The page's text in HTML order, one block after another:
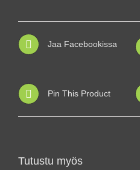
Jaa Facebookissa
Pin This Product
Tutustu myös